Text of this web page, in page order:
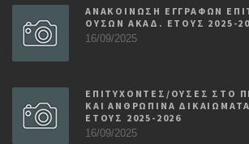
ΑΝΑΚΟΙΝΩΣΗ ΕΓΓΡΑΦΩΝ
ΟΥΣΩΝ ΑΚΑΔ. ΕΤΟΥΣ 2025-
16/09/2025
ΕΠΙΤΥΧΟΝΤΕΣ/ΟΥΣΕΣ ΣΤΟ
ΚΑΙ ΑΝΘΡΩΠΙΝΑ
ΕΤΟΥΣ 2025-2026
16/09/2025